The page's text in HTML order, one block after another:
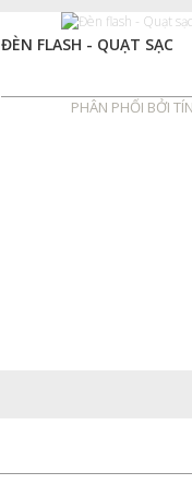
ĐÈN FLASH - QUẠT SẠC
PHÂN PHỐI BỞI